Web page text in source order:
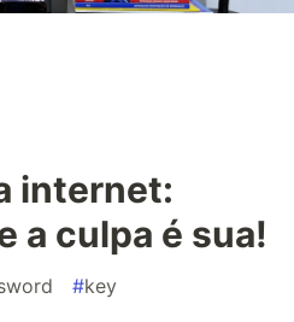
internet:
a culpa é sua!
#key